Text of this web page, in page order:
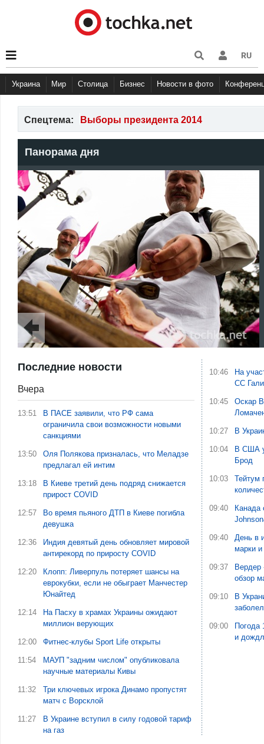
RU
Украина Мир Столица Бизнес Новости в фото
Спецтема: Выборы президента 2014
Панорама дня
Последние новости
Вчера
13:51
В ПАСЕ заявили, что РФ сама
ограничила свои возможности новыми
санкциями
13:50
Оля Полякова призналась, что Меладзе
предлагал ей интим
13:18
В Киеве третий день подряд снижается
прирост COVID
12:57
Во время пьяного ДТП в Киеве погибла
девушка
12:36
Индия девятый день обновляет мировой
антирекорд по приросту COVID
12:20
Клопп: Ливерпуль потеряет шансы на
еврокубки, если не обыграет Манчестер
Юнайтед
12:14
На Пасху в храмах Украины ожидают
миллион верующих
12:00 Фитнес-клубы Sport Life открыты
11:54
МАУП "задним числом" опубликовала
научные материалы Кивы
11:32
Три ключевых игрока Динамо пропустят
матч с Ворсклой
11:27
В Украине вступил в силу годовой тариф
на газ
10:46
На
СС
10:45
Оскар
10:27 В
10:04
В США
Брод
10:03
Тейтум
09:40
Канада
09:40
День в
марки и
09:37
Вердер
обзор
09:10
В
09:00
Погода
и